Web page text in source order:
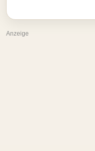
Anzeige